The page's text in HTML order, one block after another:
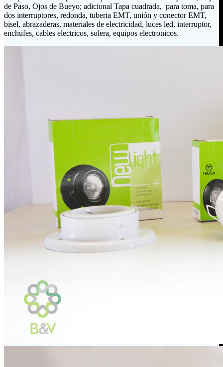
de Paso, Ojos de Bueyo; adicional Tapa cuadrada, para toma, para
dos interruptores, redonda, tuberia EMT, unión y conector EMT,
bisel, abrazaderas, materiales de electricidad, luces led, interruptor,
enchufes, cables electricos, solera, equipos electronicos.